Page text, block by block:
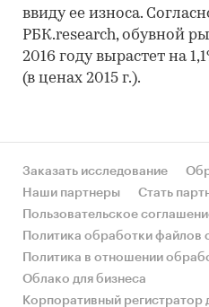
ввиду ее износа.
РБК.research, обувной
2016 году вырастет на
(в ценах 2015 г.).
Заказать исследование
Наши партнеры
Стать
Пользовательское
Политика обработки файлов
Политика в отношении
Облако для бизнеса
Корпоративный регистратор